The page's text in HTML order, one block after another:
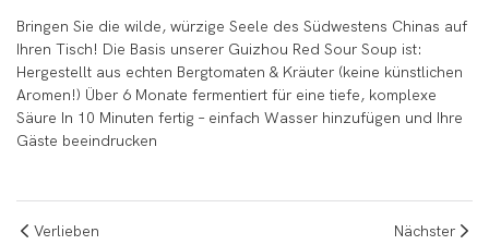
Bringen Sie die wilde, würzige Seele des Südwestens Chinas auf
Ihren Tisch! Die Basis unserer Guizhou Red Sour Soup ist:
Hergestellt aus echten Bergtomaten & Kräuter (keine künstlichen
Aromen!) Über 6 Monate fermentiert für eine tiefe, komplexe
Säure In 10 Minuten fertig – einfach Wasser hinzufügen und Ihre
Gäste beeindrucken
Verlieben Nächster